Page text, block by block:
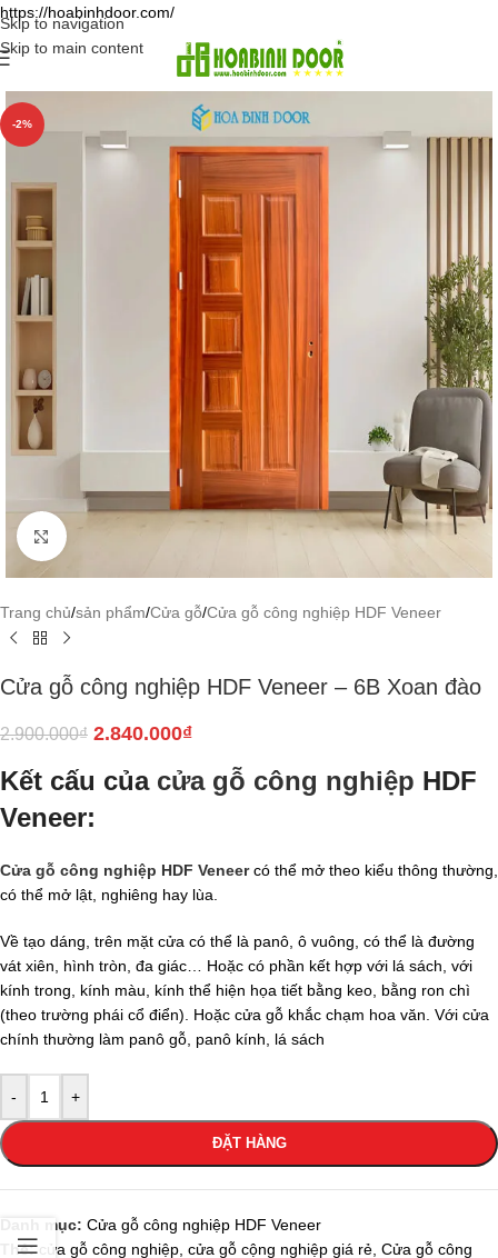
https://hoabinhdoor.com/
Skip to navigation
Skip to main content
-2%
Click to enlarge
Trang chủ/sản phẩm/Cửa gỗ/Cửa gỗ công nghiệp HDF Veneer
Cửa gỗ công nghiệp HDF Veneer – 6B Xoan đào
2.900.000₫ 2.840.000₫
Kết cấu của cửa gỗ công nghiệp HDF
Veneer:
Cửa gỗ công nghiệp HDF Veneercó thể mở theo kiểu thông thường,
có thể mở lật, nghiêng hay lùa.
Về tạo dáng, trên mặt cửa có thể là panô, ô vuông, có thể là đường
vát xiên, hình tròn, đa giác… Hoặc có phần kết hợp với lá sách, với
kính trong, kính màu, kính thể hiện họa tiết bằng keo, bằng ron chì
(theo trường phái cổ điển). Hoặc cửa gỗ khắc chạm hoa văn. Với cửa
chính thường làm panô gỗ, panô kính, lá sách
- +
ĐẶT HÀNG
Danh mục: Cửa gỗ công nghiệp HDF Veneer
Thẻ: cửa gỗ công nghiệp cửa gỗ cộng nghiệp giá rẻ Cửa gỗ công